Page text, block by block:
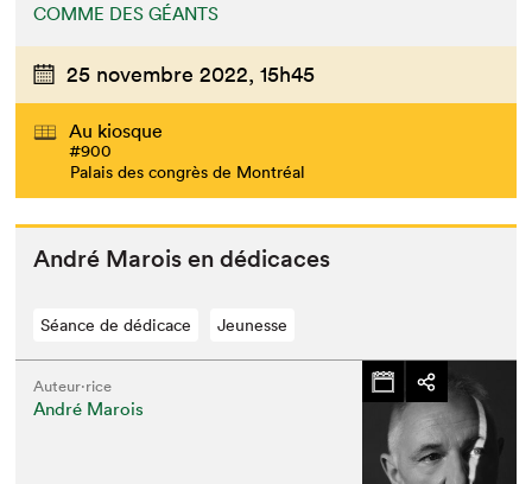
COMME DES GÉANTS
25 novembre 2022, 15h45
Au kiosque
#900
Palais des congrès de Montréal
André Marois en dédicaces
Séance de dédicace Jeunesse
Auteur·rice
André Marois